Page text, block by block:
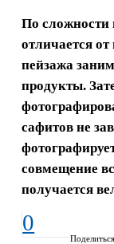
По сложности
отличается
пейзажа
продукты.
сафитов не
совмещение
получается
0